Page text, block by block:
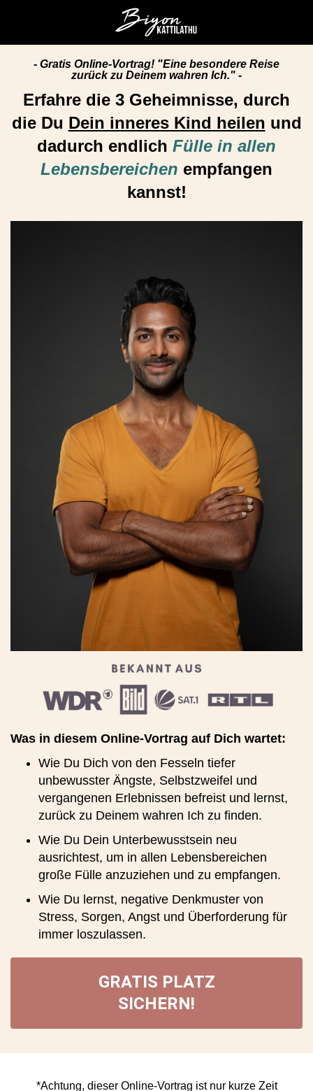
- Gratis Online-Vortrag! "Eine besondere Reise
zurück zu Deinem wahren Ich." -
Erfahre die 3 Geheimnisse, durch
die Du Dein inneres Kind heilen und
dadurch endlich Fülle in allen
Lebensbereichen empfangen
kannst!
Was in diesem Online-Vortrag auf Dich wartet:
Wie Du Dich von den Fesseln tiefer
unbewusster Ängste, Selbstzweifel und
vergangenen Erlebnissen befreist und lernst,
zurück zu Deinem wahren Ich zu finden.
Wie Du Dein Unterbewusstsein neu
ausrichtest, um in allen Lebensbereichen
große Fülle anzuziehen und zu empfangen.
Wie Du lernst, negative Denkmuster von
Stress, Sorgen, Angst und Überforderung für
immer loszulassen.
GRATIS PLATZ
SICHERN!
*Achtung, dieser Online-Vortrag ist nur kurze Zeit